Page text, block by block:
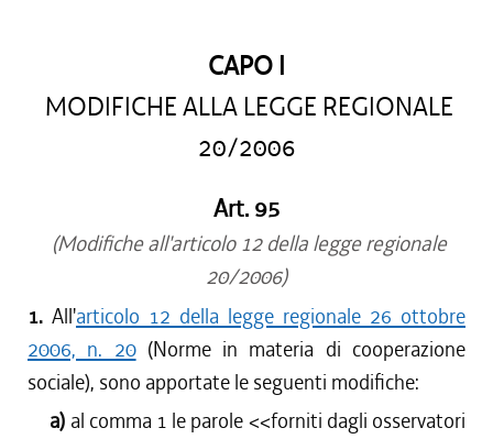
CAPO I
MODIFICHE ALLA LEGGE REGIONALE
20/2006
Art. 95
(Modifiche all'articolo 12 della legge regionale
20/2006)
1. All'articolo 12 della legge regionale 26 ottobre
2006, n. 20(Norme in materia di cooperazione
sociale), sono apportate le seguenti modifiche:
a) al comma 1 le parole <<forniti dagli osservatori